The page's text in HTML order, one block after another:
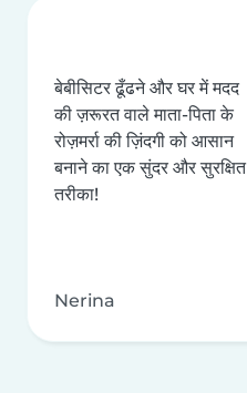
बेबीसिटर ढूँढने और घर में मदद
की ज़रूरत वाले माता-पिता के
रोज़मर्रा की ज़िंदगी को आसान
बनाने का एक सुंदर और सुरक्षित
तरीका!
Nerina